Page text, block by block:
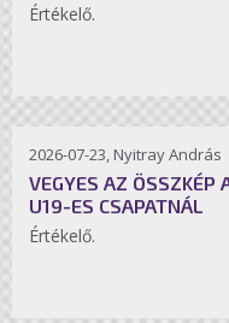
Értékelő.
2026-07-23, Nyitray András
VEGYES AZ ÖSSZKÉP
U19-ES CSAPATNÁL
Értékelő.